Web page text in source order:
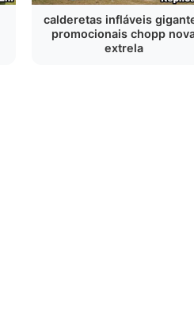
calderetas infláveis
promocionais chopp
extrela